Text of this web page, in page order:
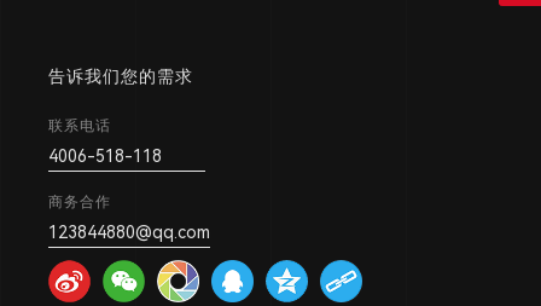
告诉我们您的需求
联系电话
4006-518-118
商务合作
123844880@qq.com